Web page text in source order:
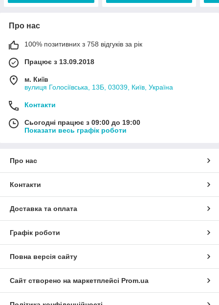
Про нас
100% позитивних з 758 відгуків за рік
Працює з 13.09.2018
м. Київ
вулиця Голосіївська, 13Б, 03039, Київ, Україна
Контакти
Сьогодні працює з 09:00 до 19:00
Показати весь графік роботи
Про нас
Контакти
Доставка та оплата
Графік роботи
Повна версія сайту
Сайт створено на маркетплейсі Prom.ua